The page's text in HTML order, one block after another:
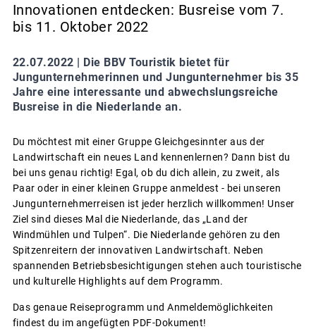
Innovationen entdecken: Busreise vom 7.
bis 11. Oktober 2022
22.07.2022 | Die BBV Touristik bietet für
Jungunternehmerinnen und Jungunternehmer bis 35
Jahre eine interessante und abwechslungsreiche
Busreise in die Niederlande an.
Du möchtest mit einer Gruppe Gleichgesinnter aus der
Landwirtschaft ein neues Land kennenlernen? Dann bist du
bei uns genau richtig! Egal, ob du dich allein, zu zweit, als
Paar oder in einer kleinen Gruppe anmeldest - bei unseren
Jungunternehmerreisen ist jeder herzlich willkommen! Unser
Ziel sind dieses Mal die Niederlande, das „Land der
Windmühlen und Tulpen“. Die Niederlande gehören zu den
Spitzenreitern der innovativen Landwirtschaft. Neben
spannenden Betriebsbesichtigungen stehen auch touristische
und kulturelle Highlights auf dem Programm.
Das genaue Reiseprogramm und Anmeldemöglichkeiten
findest du im angefügten PDF-Dokument!